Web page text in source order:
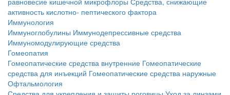
активность кислотно- пептического фактора
Иммунология
Иммуноглобулины Иммунодепрессивные средства
Иммуномодулирующие средства
Гомеопатия
Гомеопатические средства внутренние Гомеопатические
средства для инъекций Гомеопатические средства наружные
Офтальмология